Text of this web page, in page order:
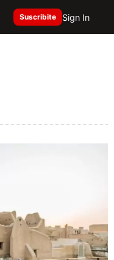
Suscribite Sign In